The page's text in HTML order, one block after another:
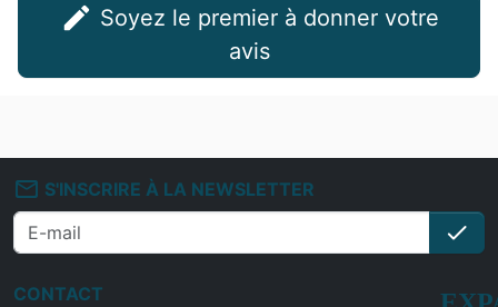
edit
avis
mail_outline S'INSCRIRE À LA NEWSLETTER
check
CONTACT